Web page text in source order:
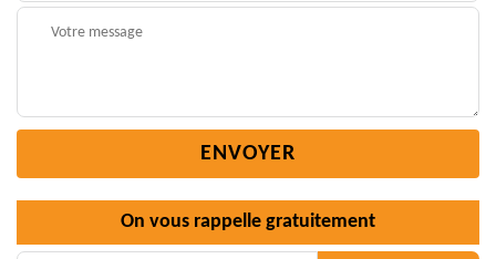
On vous rappelle gratuitement